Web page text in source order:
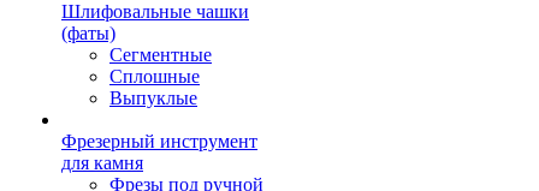
Шлифовальные чашки
(фаты)
Сегментные
Сплошные
Выпуклые
Фрезерный инструмент
для камня
Фрезы под ручной